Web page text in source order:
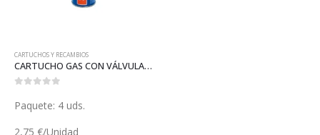
CARTUCHOS Y RECAMBIOS
CARTUCHO GAS CON VÁLVULA PARA SOPLETE (GAS220)
Paquete: 4 uds.
2,75 €/Unidad